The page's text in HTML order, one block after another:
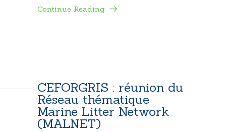
Continue Reading
CEFORGRIS : réunion du
Réseau thématique
Marine Litter Network
(MALNET)